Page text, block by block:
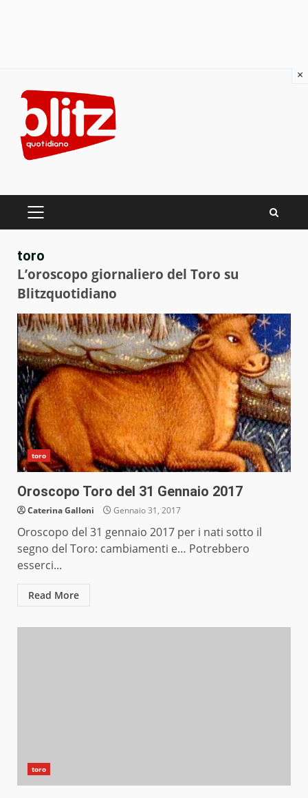
content
PRIMARY
toro
L’oroscopo giornaliero del Toro su
Blitzquotidiano
toro
Oroscopo Toro del 31 Gennaio 2017
Caterina Galloni Gennaio 31, 2017
Oroscopo del 31 gennaio 2017 per i nati sotto il
segno del Toro: cambiamenti e… Potrebbero
esserci...
Read More
toro
×